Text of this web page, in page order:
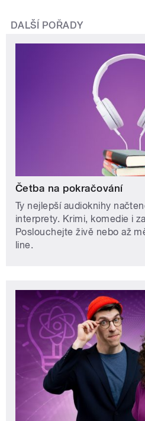
DALŠÍ POŘADY
Četba na pokračování
Ty nejlepší audioknihy
interprety. Krimi, komedie i
Poslouchejte živě nebo až
line.